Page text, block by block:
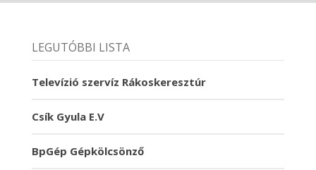
LEGUTÓBBI LISTA
Televízió szervíz Rákoskeresztúr
Csík Gyula E.V
BpGép Gépkölcsönző